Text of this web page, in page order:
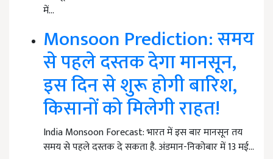
में…
Monsoon Prediction: समय
से पहले दस्तक देगा मानसून,
इस दिन से शुरू होगी बारिश,
किसानों को मिलेगी राहत!
India Monsoon Forecast: भारत में इस बार मानसून तय
समय से पहले दस्तक दे सकता है. अंडमान-निकोबार में 13 मई…